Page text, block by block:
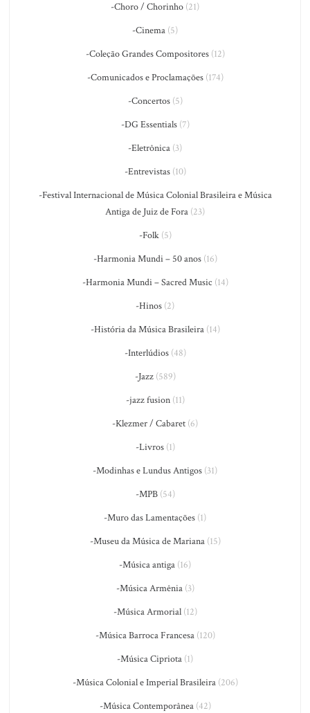
-Choro / Chorinho (21)
-Cinema (5)
-Coleção Grandes Compositores(12)
-Comunicados e Proclamações(174)
-Concertos(5)
-DG Essentials(7)
-Eletrônica (3)
-Entrevistas(10)
-Festival Internacional de Música Colonial Brasileira e Música
Antiga de Juiz de Fora (23)
-Folk(5)
-Harmonia Mundi – 50 anos(16)
-Harmonia Mundi – Sacred Music (14)
-Hinos (2)
-História da Música Brasileira(14)
-Interlúdios(48)
-Jazz(589)
-jazz fusion(11)
-Klezmer / Cabaret (6)
-Livros(1)
-Modinhas e Lundus Antigos (31)
-MPB(54)
-Muro das Lamentações (1)
-Museu da Música de Mariana(15)
-Música antiga (16)
-Música Armênia(3)
-Música Armorial(12)
-Música Barroca Francesa(120)
-Música Cipriota (1)
-Música Colonial e Imperial Brasileira(206)
-Música Contemporânea(42)